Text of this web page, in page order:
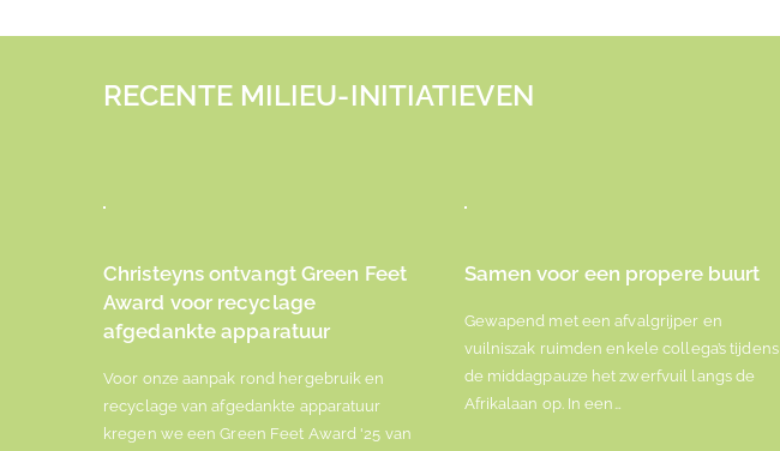
RECENTE MILIEU-INITIATIEVEN
Christeyns ontvangt Green Feet
Award voor recyclage
afgedankte apparatuur
Voor onze aanpak rond hergebruik en
recyclage van afgedankte apparatuur
kregen we een Green Feet Award '25 van
Samen voor een propere buurt
Gewapend met een afvalgrijper en
vuilniszak ruimden enkele collega’s tijdens
de middagpauze het zwerfvuil langs de
Afrikalaan op. In een…